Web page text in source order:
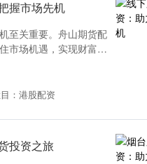
握市场先机
至关重要。舟山期货配
市场机遇，实现财富增
：港股配资
投资之旅